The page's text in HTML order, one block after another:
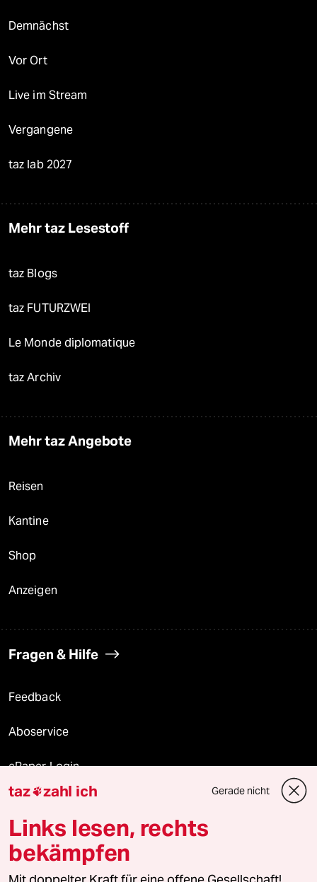
Demnächst
Vor Ort
Live im Stream
Vergangene
taz lab 2027
Mehr taz Lesestoff
taz Blogs
taz FUTURZWEI
Le Monde diplomatique
taz Archiv
Mehr taz Angebote
Reisen
Kantine
Shop
Anzeigen
Fragen & Hilfe
Feedback
Aboservice
ePaper Login
Downloads für Abonnierende
© 2026 taz Verlags und Vertriebs GmbH
Alle Rechte vorbehalten. Bei rechtlichen Fragen oder für Genehmigungen
taz zahl ich Gerade nicht
Links lesen, rechts
bekämpfen